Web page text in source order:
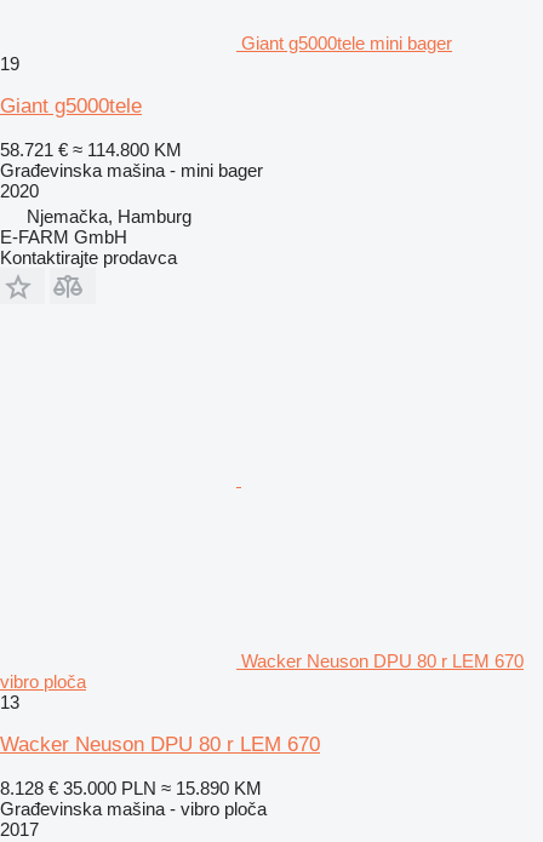
Giant g5000tele mini bager
19
Giant g5000tele
58.721 € ≈ 114.800 KM
Građevinska mašina - mini bager
2020
Njemačka, Hamburg
E-FARM GmbH
Kontaktirajte prodavca
Wacker Neuson DPU 80 r LEM 670
vibro ploča
13
Wacker Neuson DPU 80 r LEM 670
8.128 € 35.000 PLN ≈ 15.890 KM
Građevinska mašina - vibro ploča
2017